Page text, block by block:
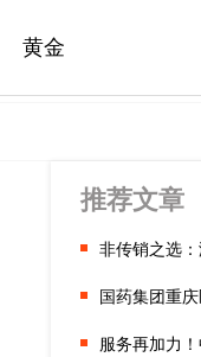
黄金
推荐文章
非传销之选